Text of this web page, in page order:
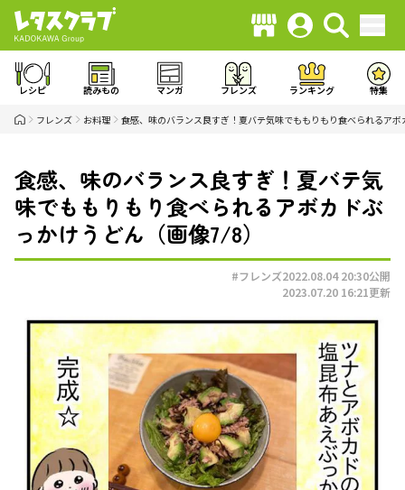
レシピ 読みもの マンガ フレンズ ランキング 特集
フレンズ お料理 食感、味のバランス良すぎ！夏バテ気味でももりもり食べられるア
食感、味のバランス良すぎ！夏バテ気
味でももりもり食べられるアボカドぶ
っかけうどん（画像7/8）
#フレンズ2022.08.04 20:30公開
2023.07.20 16:21更新